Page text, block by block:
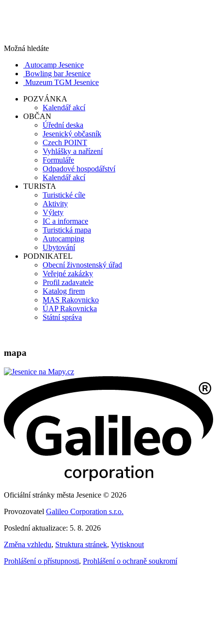
Možná hledáte
Autocamp Jesenice
Bowling bar Jesenice
Muzeum TGM Jesenice
POZVÁNKA
Kalendář akcí
OBČAN
Úřední deska
Jesenický občasník
Czech POINT
Vyhlášky a nařízení
Formuláře
Odpadové hospodářství
Kalendář akcí
TURISTA
Turistické cíle
Aktivity
Výlety
IC a informace
Turistická mapa
Autocamping
Ubytování
PODNIKATEL
Obecní živnostenský úřad
Veřejné zakázky
Profil zadavatele
Katalog firem
MAS Rakovnicko
ÚAP Rakovnicka
Státní správa
mapa
Oficiální stránky města Jesenice © 2026
Provozovatel Galileo Corporation s.r.o.
Poslední aktualizace: 5. 8. 2026
Změna vzhledu, Struktura stránek, Vytisknout
Prohlášení o přístupnosti, Prohlášení o ochraně soukromí